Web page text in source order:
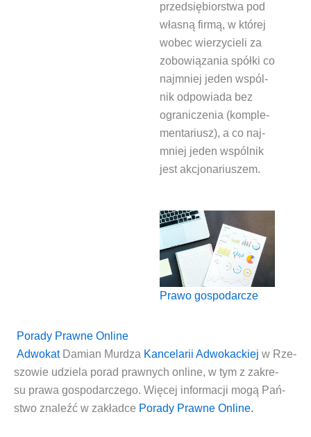
przed­się­bior­stwa pod
wła­sną fir­mą, w któ­rej
wobec wie­rzy­cie­li za
zobo­wią­za­nia spół­ki co
naj­mniej jeden wspól­
nik odpo­wia­da bez
ogra­ni­cze­nia (kom­ple­
men­ta­riusz), a co naj­
mniej jeden wspól­nik
jest akcjonariuszem.
Pra­wo gospodarcze
Porady Prawne Online
Adwo­katDamian Mur­dza Kan­ce­la­rii Adwo­kac­kiej w Rze­
szo­wie udzie­la porad praw­nych onli­ne, w tym z zakre­
su pra­wa gospo­dar­cze­go. Wię­cej infor­ma­cji mogą Pań­
stwo zna­leźć w zakład­ce Pora­dy Praw­ne Online.